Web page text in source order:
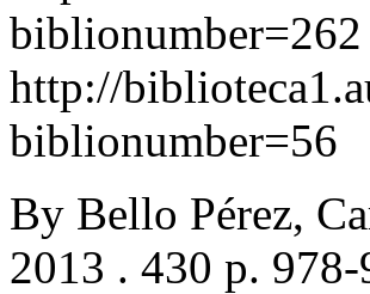
biblionumber=262
http://
biblionumber=56
By Bello Pérez,
2013 . 430 p.